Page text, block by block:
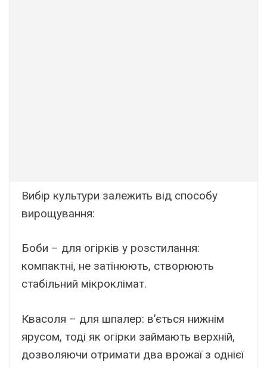
Вибір культури залежить від способу
вирощування:
Боби – для огірків у розстилання:
компактні, не затінюють, створюють
стабільний мікроклімат.
Квасоля – для шпалер: в’ється нижнім
ярусом, тоді як огірки займають верхній,
дозволяючи отримати два врожаї з однієї